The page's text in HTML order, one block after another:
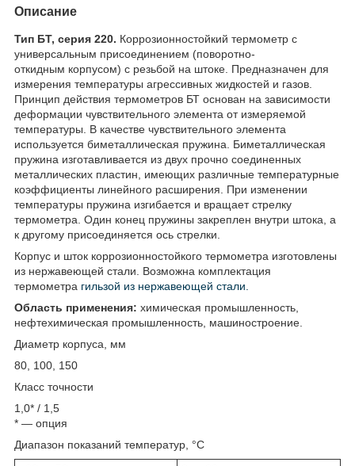
Описание
Тип БТ, серия 220. Коррозионностойкий термометр с
универсальным присоединением (поворотно-
откидным корпусом) с резьбой на штоке. Предназначен для
измерения температуры агрессивных жидкостей и газов.
Принцип действия термометров БТ основан на зависимости
деформации чувствительного элемента от измеряемой
температуры. В качестве чувствительного элемента
используется биметаллическая пружина. Биметаллическая
пружина изготавливается из двух прочно соединенных
металлических пластин, имеющих различные температурные
коэффициенты линейного расширения. При изменении
температуры пружина изгибается и вращает стрелку
термометра. Один конец пружины закреплен внутри штока, а
к другому присоединяется ось стрелки.
Корпус и шток коррозионностойкого термометра изготовлены
из нержавеющей стали. Возможна комплектация
термометра гильзой из нержавеющей стали.
Область применения: химическая промышленность,
нефтехимическая промышленность, машиностроение.
Диаметр корпуса, мм
80, 100, 150
Класс точности
1,0* / 1,5
* — опция
Диапазон показаний температур, °С